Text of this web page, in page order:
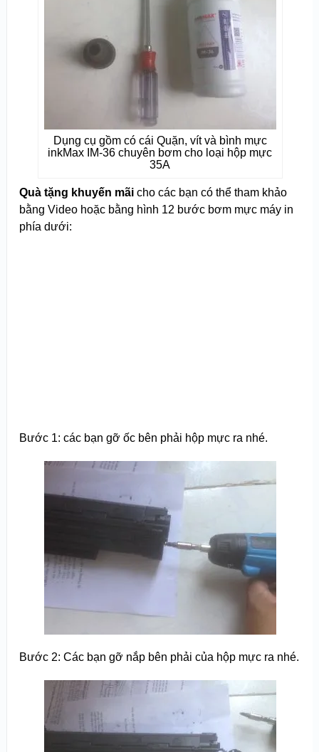
Dụng cụ gồm có cái Quặn, vít và bình mực
inkMax IM-36 chuyên bơm cho loại hộp mực
35A
Quà tặng khuyến mãicho các bạn có thể tham khảo
bằng Video hoặc bằng hình 12 bước bơm mực máy in
phía dưới:
Bước 1: các bạn gỡ ốc bên phải hộp mực ra nhé.
Bước 2: Các bạn gỡ nắp bên phải của hộp mực ra nhé.